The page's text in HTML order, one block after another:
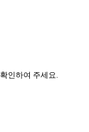
인하여 주세요.